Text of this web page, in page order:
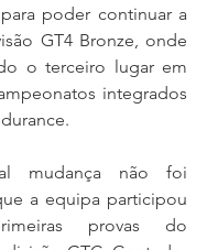
poder continuar a
GT4 Bronze, onde
o terceiro lugar em
integrados
mudança não foi
a equipa participou
provas do